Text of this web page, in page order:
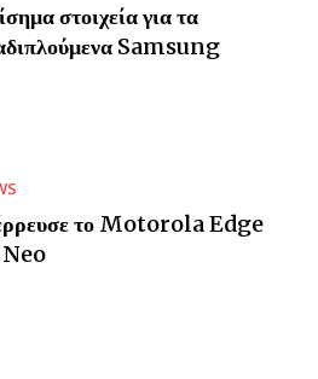
στοιχεία για τα
Samsung
το Motorola Edge